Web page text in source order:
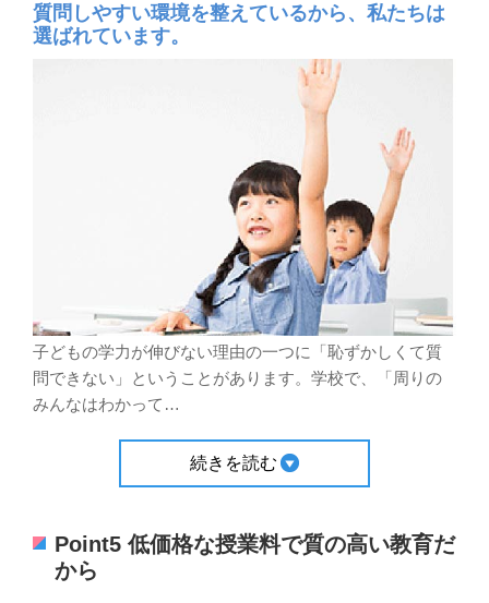
質問しやすい環境を整えているから、私たちは
選ばれています。
子どもの学力が伸びない理由の一つに「恥ずかしくて質
問できない」ということがあります。学校で、「周りの
みんなはわかって …
続きを読む
Point5 低価格な授業料で質の高い教育だ
から